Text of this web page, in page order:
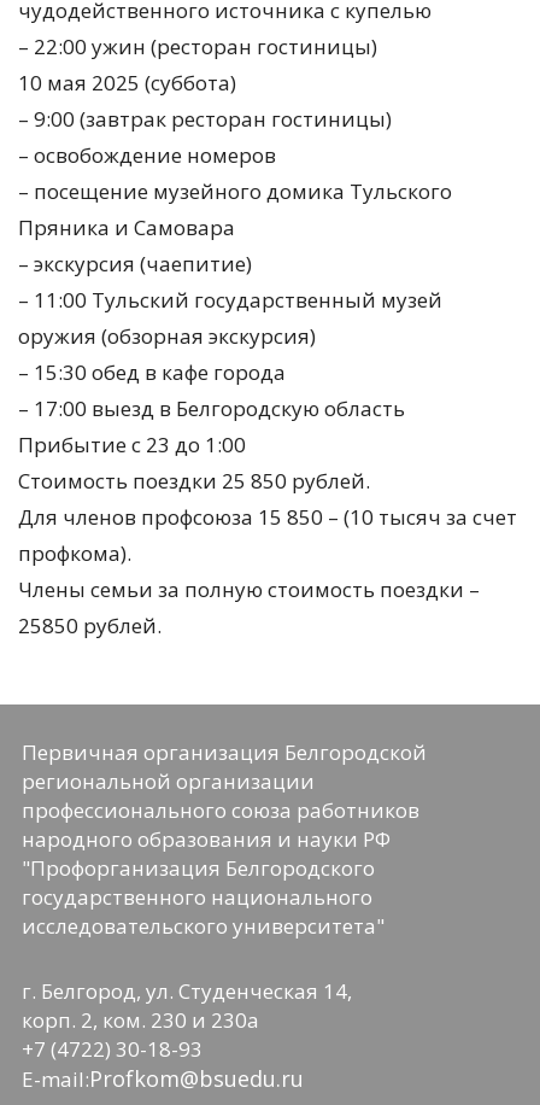
чудодейственного источника с купелью
– 22:00 ужин (ресторан гостиницы)
10 мая 2025 (суббота)
– 9:00 (завтрак ресторан гостиницы)
– освобождение номеров
– посещение музейного домика Тульского
Пряника и Самовара
– экскурсия (чаепитие)
– 11:00 Тульский государственный музей
оружия (обзорная экскурсия)
– 15:30 обед в кафе города
– 17:00 выезд в Белгородскую область
Прибытие с 23 до 1:00
Стоимость поездки 25 850 рублей.
Для членов профсоюза 15 850 – (10 тысяч за счет
профкома).
Члены семьи за полную стоимость поездки –
25850 рублей.
Первичная организация Белгородской
региональной организации
профессионального союза работников
народного образования и науки РФ
"Профорганизация Белгородского
государственного национального
исследовательского университета"
г. Белгород, ул. Студенческая 14,
корп. 2, ком. 230 и 230а
+7 (4722) 30-18-93
E-mail:Profkom@bsuedu.ru